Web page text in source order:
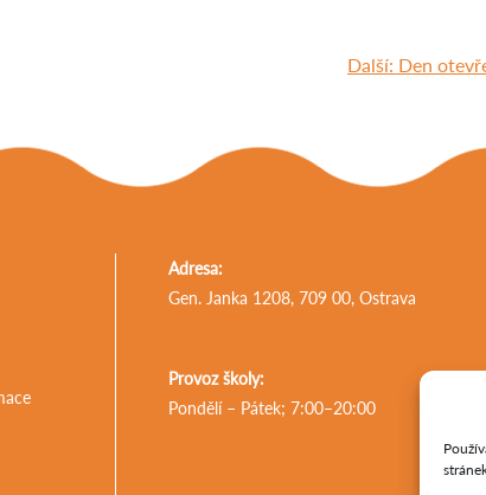
Další: Den
Adresa:
Gen. Janka 1208, 709 00, Ostrava
Provoz školy:
Pondělí – Pátek; 7:00–20:00